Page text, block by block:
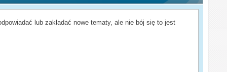
lub zakładać nowe tematy, ale nie bój się to jest